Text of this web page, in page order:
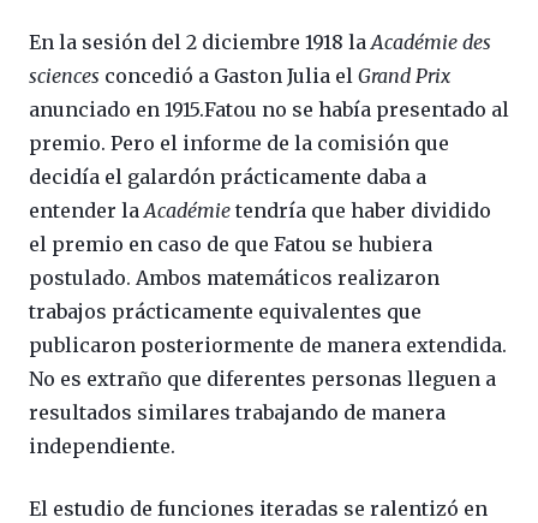
En la sesión del 2 diciembre 1918 laAcadémie des
sciences concedió a Gaston Julia el Grand Prix
anunciado en 1915.Fatou no se había presentado al
premio. Pero el informe de la comisión que
decidía el galardón prácticamente daba a
entender laAcadémie tendría que haber dividido
el premio en caso de que Fatou se hubiera
postulado. Ambos matemáticos realizaron
trabajos prácticamente equivalentes que
publicaron posteriormente de manera extendida.
No es extraño que diferentes personas lleguen a
resultados similares trabajando de manera
independiente.
El estudio de funciones iteradas se ralentizó en